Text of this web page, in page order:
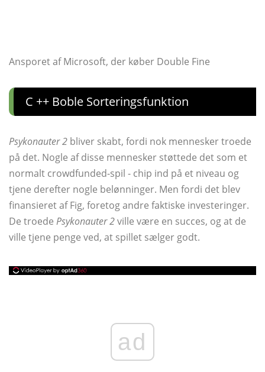
Ansporet af Microsoft, der køber Double Fine
C ++ Boble Sorteringsfunktion
Psykonauter 2 bliver skabt, fordi nok mennesker troede
på det. Nogle af disse mennesker støttede det som et
normalt crowdfunded-spil - chip ind på et niveau og
tjene derefter nogle belønninger. Men fordi det blev
finansieret af Fig, foretog andre faktiske investeringer.
De troede Psykonauter 2ville være en succes, og at de
ville tjene penge ved, at spillet sælger godt.
ad